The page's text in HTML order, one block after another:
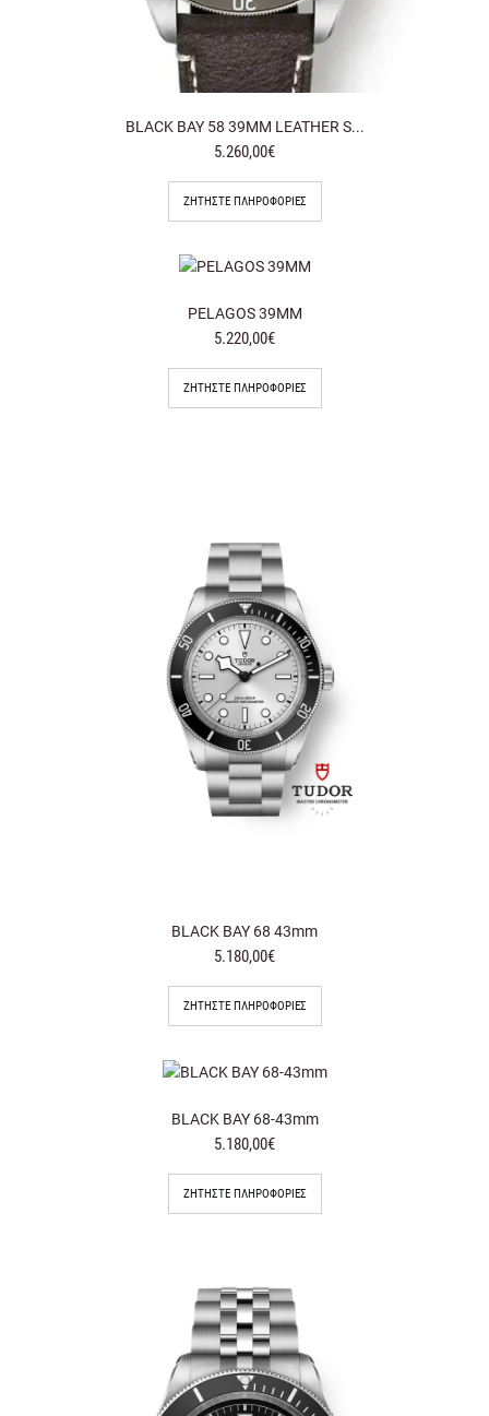
BLACK BAY 58 39MM LEATHER S...
5.260,00€
ΖΗΤΉΣΤΕ ΠΛΗΡΟΦΟΡΊΕΣ
PELAGOS 39MM
5.220,00€
ΖΗΤΉΣΤΕ ΠΛΗΡΟΦΟΡΊΕΣ
BLACK BAY 68 43mm
5.180,00€
ΖΗΤΉΣΤΕ ΠΛΗΡΟΦΟΡΊΕΣ
BLACK BAY 68-43mm
5.180,00€
ΖΗΤΉΣΤΕ ΠΛΗΡΟΦΟΡΊΕΣ